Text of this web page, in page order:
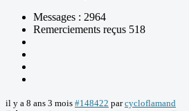
Messages : 2964
Remerciements reçus 518
il y a 8 ans 3 mois #148422 parcycloflamand